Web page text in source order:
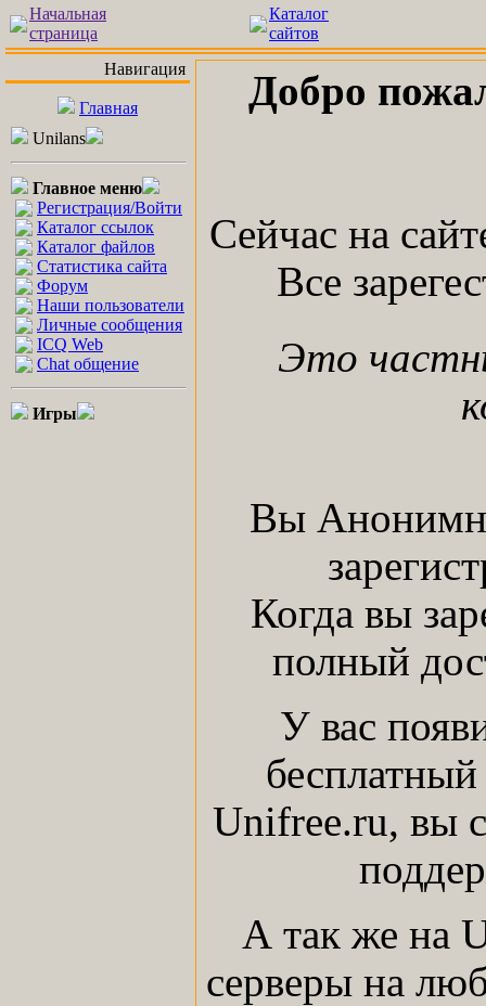
Начальная
страница
Каталог
сайтов
Навигация
Главная
Unilans
Главное меню
Регистрация/Войти
Каталог ссылок
Каталог файлов
Статистика сайта
Форум
Наши пользователи
Личные сообщения
ICQ Web
Chat общение
Игры
Добро
Сейчас на
Все
Это
Вы
Когда вы
полный
У вас
Unifree.ru, вы
А так же на
серверы на